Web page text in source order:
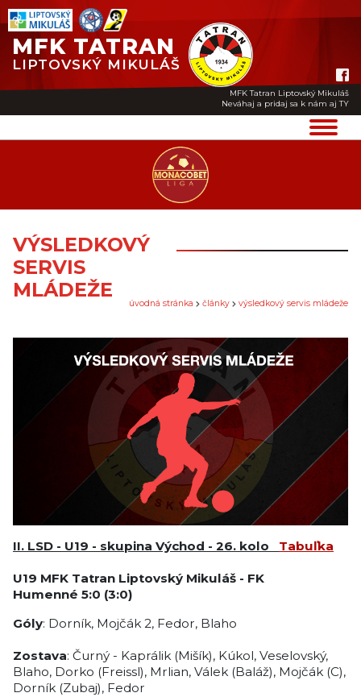
MFK TATRAN
LIPTOVSKÝ MIKULÁŠ
MFK Tatran Liptovský Mikuláš
Neváhaj a pridaj sa k nám aj TY
VÝSLEDKOVÝ
SERVIS
MLÁDEŽE
úvodná stránka články výsledkový servis mládeže
II. LSD - U19 - skupina Východ - 26. kolo Tabuľka
U19 MFK Tatran Liptovský Mikuláš - FK
Humenné 5:0 (3:0)
Góly: Dorník, Mojčák 2, Fedor, Blaho
Zostava: Čurný - Kaprálik (Mišík), Kúkol, Veselovský,
Blaho, Dorko (Freissl), Mrlian, Válek (Baláž), Mojčák (C),
Dorník (Zubaj), Fedor